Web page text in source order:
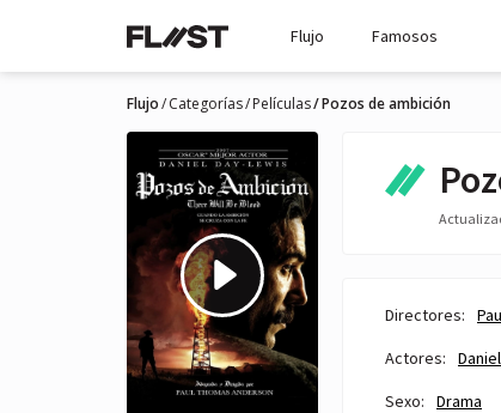
Flujo Famosos
Flujo Categorías Películas Pozos de ambición
Directores:
Actores:
Sexo:
Drama